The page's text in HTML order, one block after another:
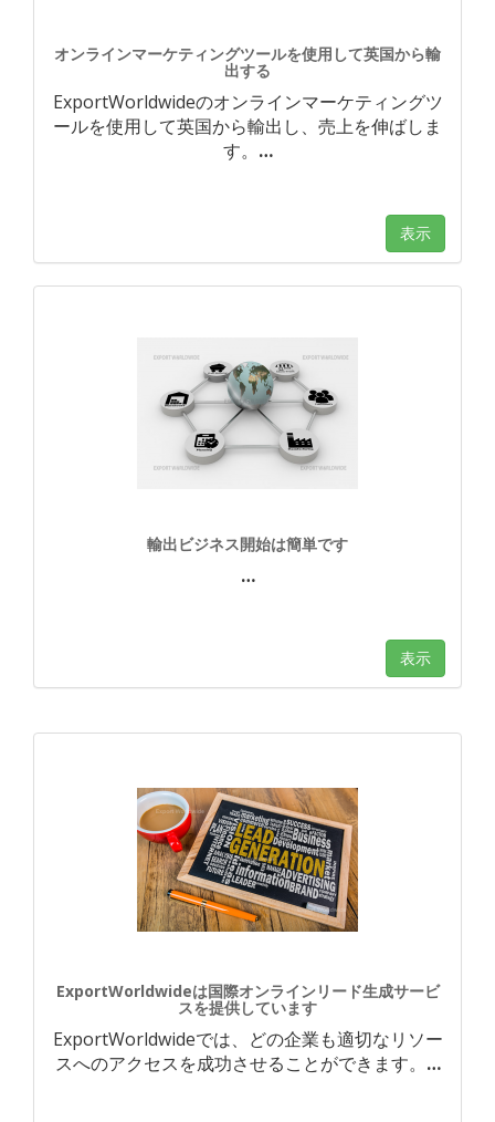
オンラインマーケティングツールを使用して英国から輸
出する
ExportWorldwideのオンラインマーケティングツ
ールを使用して英国から輸出し、売上を伸ばしま
す。 …
表示
輸出ビジネス開始は簡単です
…
表示
ExportWorldwideは国際オンラインリード生成サービ
スを提供しています
ExportWorldwideでは、どの企業も適切なリソー
スへのアクセスを成功させることができます。 …